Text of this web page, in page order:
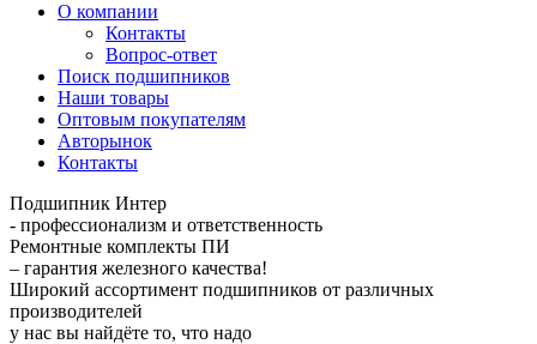
О компании
Контакты
Вопрос-ответ
Поиск подшипников
Наши товары
Оптовым покупателям
Авторынок
Контакты
Подшипник Интер
- профессионализм и ответственность
Ремонтные комплекты ПИ
– гарантия железного качества!
Широкий ассортимент подшипников от различных
производителей
у нас вы найдёте то, что надо